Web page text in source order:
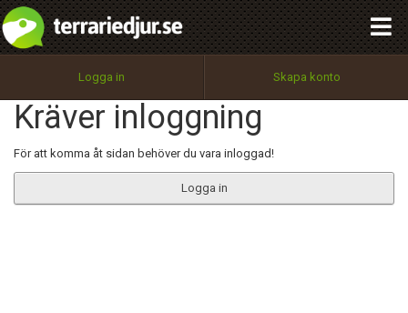
Logga in Skapa konto
Kräver inloggning
För att komma åt sidan behöver du vara inloggad!
Logga in
Utför
100%
OK
integritetspolicy
Namn:
Epost:
Begär nytt lösenord
Tillbaka till förstasidan